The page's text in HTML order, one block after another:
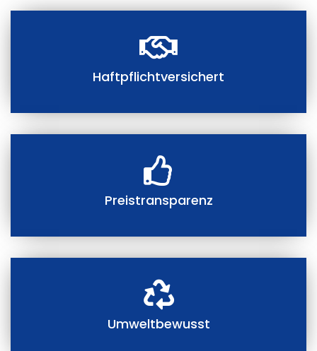
Haftpflichtversichert
Preistransparenz
Umweltbewusst